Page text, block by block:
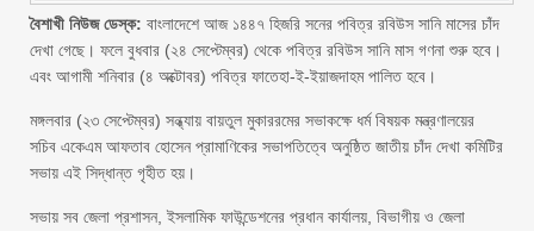
বৈশাখী নিউজ ডেস্ক: বাংলাদেশে আজ ১৪৪৭ হিজরি সনের পবিত্র রবিউস সানি মাসের চাঁদ
দেখা গেছে। ফলে বুধবার (২৪ সেপ্টেম্বর) থেকে পবিত্র রবিউস সানি মাস গণনা শুরু হবে।
এবং আগামী শনিবার (৪ অক্টোবর) পবিত্র ফাতেহা-ই-ইয়াজদাহম পালিত হবে।
মঙ্গলবার (২৩ সেপ্টেম্বর) সন্ধ্যায় বায়তুল মুকাররমের সভাকক্ষে ধর্ম বিষয়ক মন্ত্রণালয়ের
সচিব একেএম আফতাব হোসেন প্রামাণিকের সভাপতিত্বে অনুষ্ঠিত জাতীয় চাঁদ দেখা কমিটির
সভায় এই সিদ্ধান্ত গৃহীত হয়।
সভায় সব জেলা প্রশাসন, ইসলামিক ফাউন্ডেশনের প্রধান কার্যালয়, বিভাগীয় ও জেলা